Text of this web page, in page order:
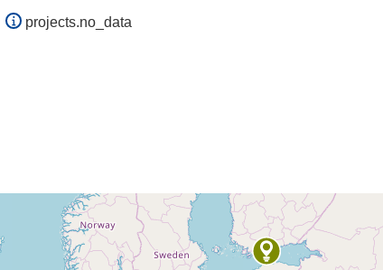
projects.no_data